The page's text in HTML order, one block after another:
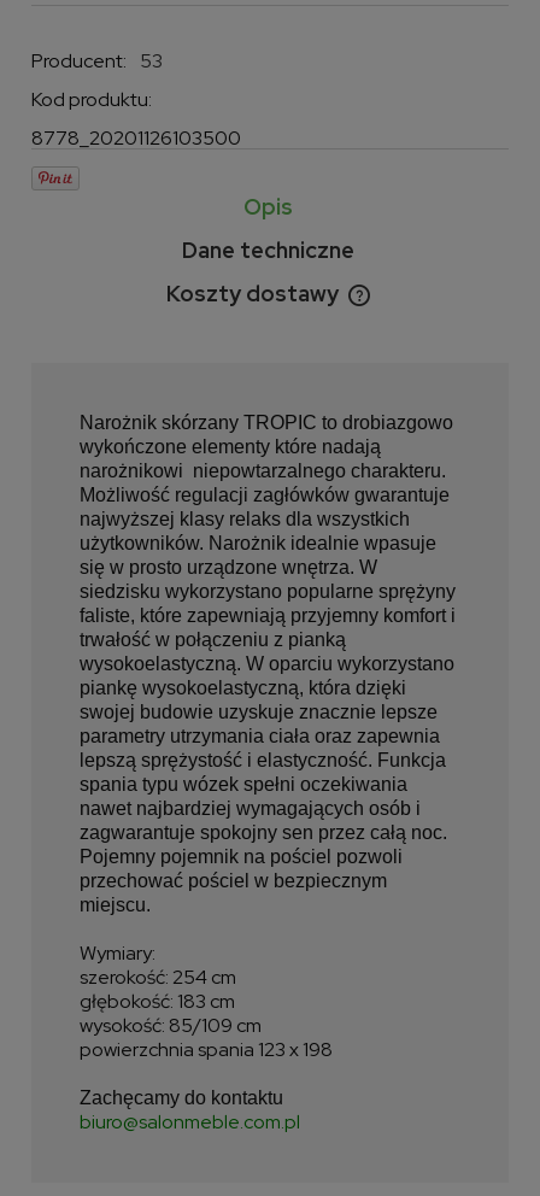
Producent:
53
Kod produktu:
8778_20201126103500
Opis
Dane techniczne
Koszty dostawy
Cena nie zawiera ewentualnych kosztów płatności
Narożnik skórzany TROPIC to drobiazgowo
wykończone elementy które nadają
narożnikowi niepowtarzalnego charakteru.
Możliwość regulacji zagłówków gwarantuje
najwyższej klasy relaks dla wszystkich
użytkowników. Narożnik idealnie wpasuje
się w prosto urządzone wnętrza. W
siedzisku wykorzystano popularne sprężyny
faliste, które zapewniają przyjemny komfort i
trwałość w połączeniu z pianką
wysokoelastyczną. W oparciu wykorzystano
piankę wysokoelastyczną, która dzięki
swojej budowie uzyskuje znacznie lepsze
parametry utrzymania ciała oraz zapewnia
lepszą sprężystość i elastyczność. Funkcja
spania typu wózek spełni oczekiwania
nawet najbardziej wymagających osób i
zagwarantuje spokojny sen przez całą noc.
Pojemny pojemnik na pościel pozwoli
przechować pościel w bezpiecznym
miejscu.
Wymiary:
szerokość: 254 cm
głębokość: 183 cm
wysokość: 85/109 cm
powierzchnia spania 123 x 198
Zachęcamy do kontaktu
biuro@salonmeble.com.pl